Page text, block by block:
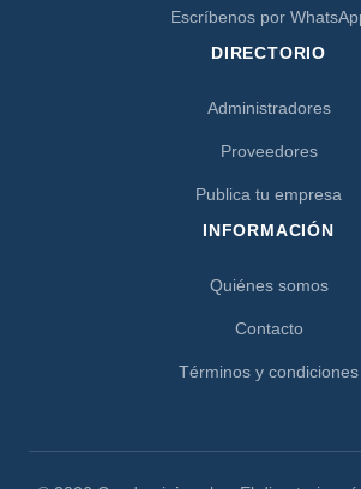
Escríbenos por
DIRECTORIO
Administradores
Proveedores
Publica tu empresa
INFORMACIÓN
Quiénes somos
Contacto
Términos y condiciones